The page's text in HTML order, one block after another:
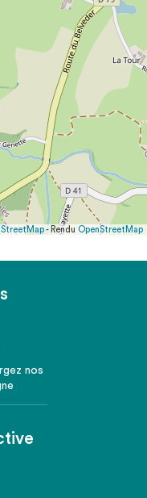
- Rendu OpenStreetMap
nos